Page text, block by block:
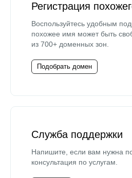
Регистрация
Воспользуйтесь удобным
похожее имя может быть
из 700+ доменных зон.
Подобрать домен
Служба поддержки
Напишите, если вам нужна
консультация по услугам.